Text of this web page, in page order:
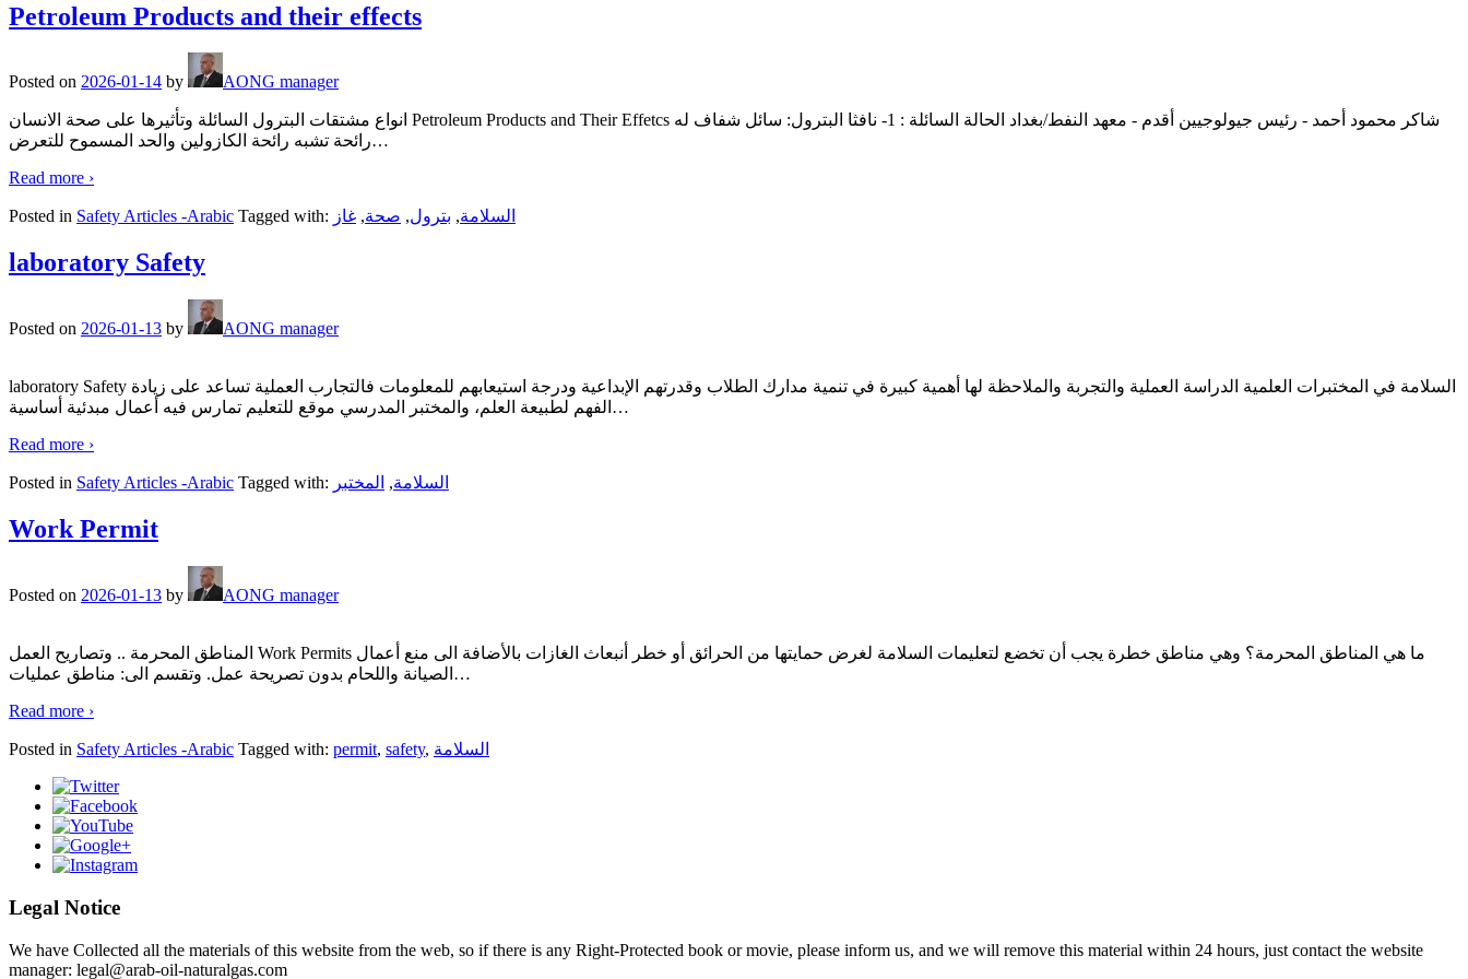
Petroleum Products and their effects
Posted on 2026-01-14 by AONG manager
انواع مشتقات البترول السائلة وتأثيرها على صحة الانسان Petroleum Products and Their Effetcs شاكر محمود أحمد - رئيس جيولوجيين أقدم - معهد النفط/بغداد الحالة السائلة : 1- نافثا البترول: سائل شفاف له
رائحة تشبه رائحة الكازولين والحد المسموح للتعرض…
Read more ›
Posted in Safety Articles -Arabic Tagged with: السلامة, بترول, صحة, غاز
laboratory Safety
Posted on 2026-01-13 by AONG manager
laboratory Safety السلامة في المختبرات العلمية الدراسة العملية والتجربة والملاحظة لها أهمية كبيرة في تنمية مدارك الطلاب وقدرتهم الإبداعية ودرجة استيعابهم للمعلومات فالتجارب العملية تساعد على زيادة
الفهم لطبيعة العلم، والمختبر المدرسي موقع للتعليم تمارس فيه أعمال مبدئية أساسية …
Read more ›
Posted in Safety Articles -Arabic Tagged with: السلامة, المختبر
Work Permit
Posted on 2026-01-13 by AONG manager
المناطق المحرمة .. وتصاريح العمل Work Permits ما هي المناطق المحرمة؟ وهي مناطق خطرة يجب أن تخضع لتعليمات السلامة لغرض حمايتها من الحرائق أو خطر أنبعاث الغازات بالأضافة الى منع أعمال
الصيانة واللحام بدون تصريحة عمل. وتقسم الى: مناطق عمليات …
Read more ›
Posted in Safety Articles -Arabic Tagged with: permit, safety, السلامة
Legal Notice
We have Collected all the materials of this website from the web, so if there is any Right-Protected book or movie, please inform us, and we will remove this material within 24 hours, just contact the website
manager: legal@arab-oil-naturalgas.com